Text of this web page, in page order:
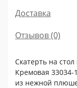
Доставка
Отзывов (0)
Скатерть на
Кремовая 33034-
из нежной